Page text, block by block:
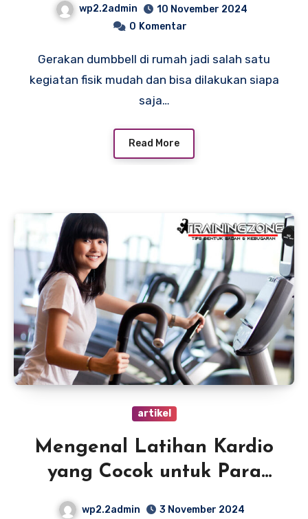
wp2.2admin
10 November 2024
0 Komentar
Gerakan dumbbell di rumah jadi salah satu
kegiatan fisik mudah dan bisa dilakukan siapa
saja…
Read More
artikel
Mengenal Latihan Kardio
yang Cocok untuk Para
wp2.2admin 3 November 2024